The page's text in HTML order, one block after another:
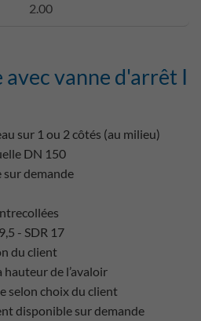
2.00
vanne d'arrêt I
sur 1 ou 2 côtés (au milieu)
DN 150
demande
- SDR 17
du client
de l’avaloir
selon choix du client
disponible sur demande